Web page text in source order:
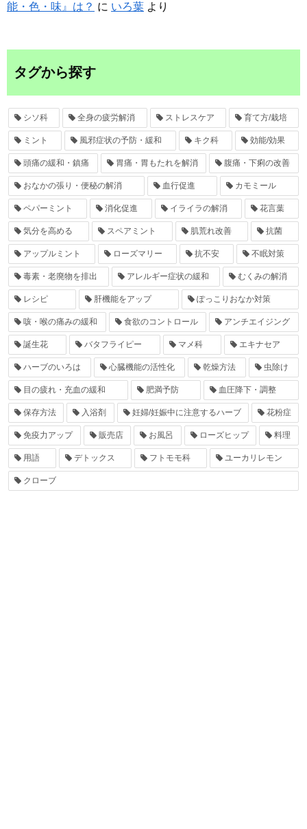
能・色・味』は？ に いろ葉 より
タグから探す
シソ科 全身の疲労解消 ストレスケア 育て方/栽培
ミント 風邪症状の予防・緩和 キク科 効能/効果
頭痛の緩和・鎮痛 胃痛・胃もたれを解消 腹痛・下痢の改善
おなかの張り・便秘の解消 血行促進 カモミール
ペパーミント 消化促進 イライラの解消 花言葉
気分を高める スペアミント 肌荒れ改善 抗菌
アップルミント ローズマリー 抗不安 不眠対策
毒素・老廃物を排出 アレルギー症状の緩和 むくみの解消
レシピ 肝機能をアップ ぽっこりおなか対策
咳・喉の痛みの緩和 食欲のコントロール アンチエイジング
誕生花 バタフライピー マメ科 エキナセア
ハーブのいろは 心臓機能の活性化 乾燥方法 虫除け
目の疲れ・充血の緩和 肥満予防 血圧降下・調整
保存方法 入浴剤 妊婦/妊娠中に注意するハーブ 花粉症
免疫力アップ 販売店 お風呂 ローズヒップ 料理
用語 デトックス フトモモ科 ユーカリレモン
クローブ